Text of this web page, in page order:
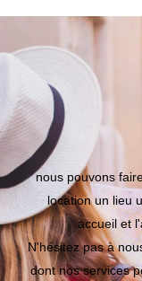
nous pouvons
location un lieu
accueil et
N'hésitez pas à
dont nos services